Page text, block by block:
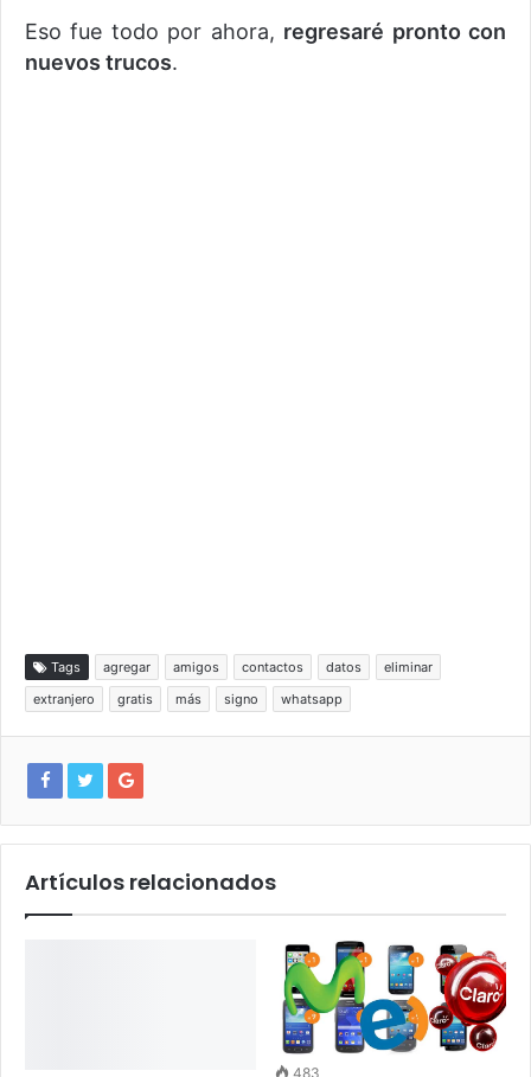
Eso fue todo por ahora, regresaré pronto con
nuevos trucos.
Tags agregar amigos contactos datos
eliminar
extranjero
gratis más signo whatsapp
Artículos relacionados
483